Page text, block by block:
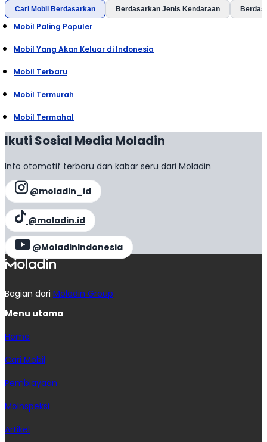
Cari Mobil Berdasarkan Berdasarkan Jenis Kendaraan
Mobil Paling Populer
Mobil Yang Akan Keluar di Indonesia
Mobil Terbaru
Mobil Termurah
Mobil Termahal
Ikuti Sosial Media Moladin
Info otomotif terbaru dan kabar seru dari Moladin
@moladin_id
@moladin.id
@MoladinIndonesia
Bagian dari Moladin Group
Menu utama
Home
Cari Mobil
Pembiayaan
MoInspeksi
Artikel